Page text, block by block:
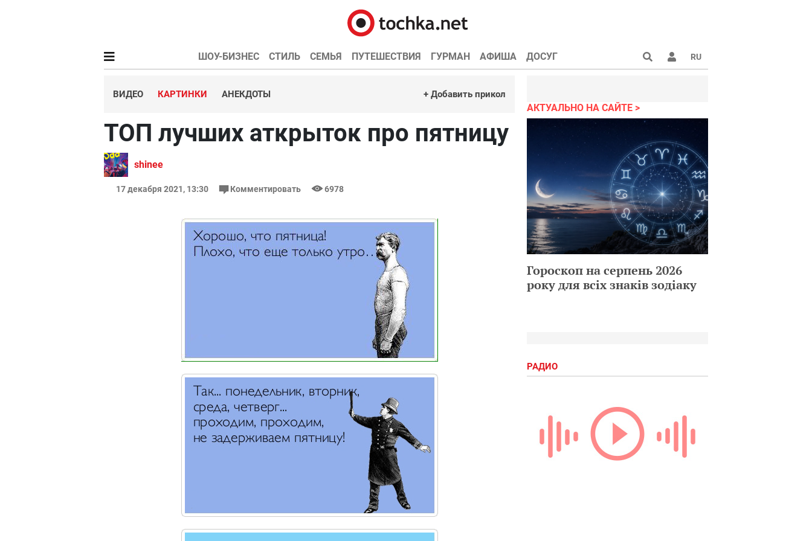
ШОУ-БИЗНЕС СТИЛЬ СЕМЬЯ ПУТЕШЕСТВИЯ ГУРМАН АФИША ДОСУГ RU
ВИДЕО КАРТИНКИ АНЕКДОТЫ + Добавить прикол
ТОП лучших аткрыток про пятницу
shinee
17 декабря 2021, 13:30 Комментировать 6978
АКТУАЛЬНО НА САЙТЕ
Гороскоп на серпень 2026
року для всіх знаків зодіаку
РАДИО